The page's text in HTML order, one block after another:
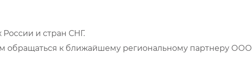
России и стран СНГ.
обращаться к ближайшему региональному партнеру